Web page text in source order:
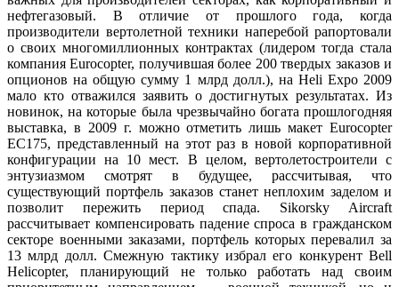
нефтегазовый. В отличие от прошлого года, когда
производители вертолетной техники наперебой рапортовали
о своих многомиллионных контрактах (лидером тогда стала
компания Eurocopter, получившая более 200 твердых заказов и
опционов на общую сумму 1 млрд долл.), на Heli Expo 2009
мало кто отважился заявить о достигнутых результатах. Из
новинок, на которые была чрезвычайно богата прошлогодняя
выставка, в 2009 г. можно отметить лишь макет Eurocopter
EC175, представленный на этот раз в новой корпоративной
конфигурации на 10 мест. В целом, вертолетостроители с
энтузиазмом смотрят в будущее, рассчитывая, что
существующий портфель заказов станет неплохим заделом и
позволит пережить период спада. Sikorsky Aircraft
рассчитывает компенсировать падение спроса в гражданском
секторе военными заказами, портфель которых перевалил за
13 млрд долл. Смежную тактику избрал его конкурент Bell
Helicopter, планирующий не только работать над своим